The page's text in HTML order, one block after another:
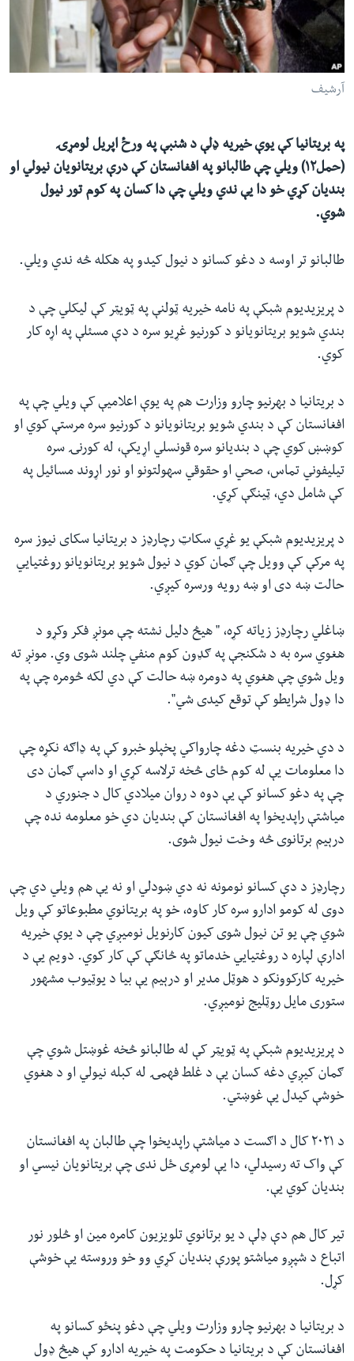
شئ
لټون
ځای
ته
له مونږ سره په تماس کې پاتې شئ
آرشیف
په بریتانیا کې یوې خیریه ډلې د شنبې په ورځ اپریل لومړۍ
(حمل۱۲) ویلي چې طالبانو په افغانستان کې درې بریتانویان نیولي او
بندیان کړي خو دا یې ندي ویلي چې دا کسان په کوم تور نیول
شوي.
طالبانو تر اوسه د دغو کسانو د نیول کیدو په هکله څه ندي ویلي.
د پریزیدیوم شبکې په نامه خیریه ټولنې په ټویټر کې لیکلي چې د
بندي شویو بریتانویانو د کورنیو غړیو سره د دې مسئلې په اړه کار
کوي.
د بریتانیا د بهرنیو چارو وزارت هم په یوې اعلامیې کې ویلي چې په
افغانستان کې د بندي شويو بریتانویانو د کورنیو سره مرستې کوي او
کوښښ کوي چې د بندیانو سره قونسلي اړیکې، له کورنۍ سره
تیلیفوني تماس، صحي او حقوقي سهولتونو او نور اړوند مسائیل په
کې شامل دي، ټینګې کړي.
د پریزیدیوم شبکې یو غړي سکاټ رچارډز د بریتانیا سکای نیوز سره
په مرکې کې وویل چې ګمان کوي د نیول شویو بریتانویانو روغتیایي
حالت ښه دی او ښه رویه ورسره کیږي.
ښاغلي رچارډز زیاته کړه، " هیڅ دلیل نشته چې مونږ فکر وکړو د
هغوي سره به د شکنجې په ګډون کوم منفي چلند شوی وي. مونږ ته
ویل شوي چې هغوي په دومره ښه حالت کې دي لکه څومره چې په
دا ډول شرایطو کې توقع کیدی شي".
د دي خیریه بنسټ دغه چارواکي پخپلو خبرو کې په ډاګه نکړه چې
دا معلومات یې له کوم ځای څخه ترلاسه کړي او داسې ګمان دی
چې په دغو کسانو کې یې دوه د روان میلادي کال د جنوري د
میاشتې راپدیخوا په افغانستان کې بندیان دي خو معلومه نده چې
درېیم برتانوی څه وخت نیول شوی.
رچارډز د دې کسانو نومونه نه دي ښودلي او نه یې هم ویلي دي چې
دوی له کومو ادارو سره کار کاوه، خو په بریتانوي مطبوعاتو کې ویل
شوي چې یو تن نیول شوی کیون کارنویل نومیږي چې د یوې خیریه
ادارې لپاره د روغتیایي خدماتو په څانګې کې کار کوي. دویم یې د
خیریه کارکوونکو د هوټل مدیر او درېیم یې بیا د یوټیوب مشهور
ستوری مایل روټلیج نومیږي.
د پریزیدیوم شبکې په ټویټر کې له طالبانو څخه غوښتل شوي چې
ګمان کیږي دغه کسان یې د غلط فهمۍ له کبله نیولي او د هغوي
خوشې کیدل یې غوښتي.
د ۲۰۲۱ کال د اګست د میاشتې راپدیخوا چې طالبان په افغانستان
کې واک ته رسیدلي، دا یې لومړی ځل ندی چې بریتانویان نیسي او
بندیان کوي یې.
تیر کال هم دې ډلې د یو برتانوي تلویزیون کامره مین او څلور نور
اتباع د شپږو میاشتو پورې بندیان کړي وو خو وروسته یې خوشې
کړل.
د بریتانیا د بهرنیو چارو وزارت ویلي چې دغو پنځو کسانو په
افغانستان کې د بریتانیا د حکومت په خیریه ادارو کې هیڅ ډول